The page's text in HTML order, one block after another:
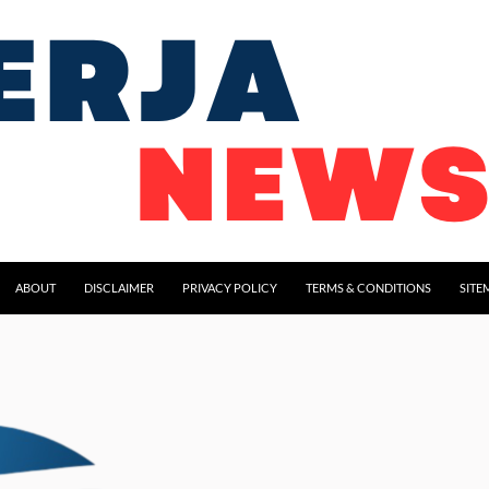
ABOUT DISCLAIMER PRIVACY POLICY TERMS & CONDITIONS